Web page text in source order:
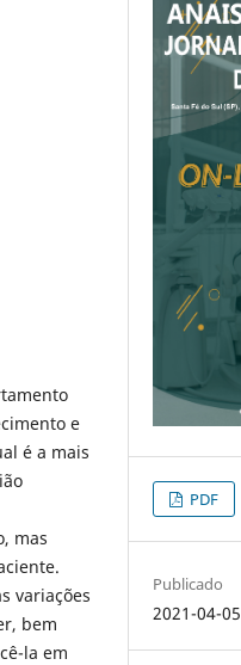
e
é a mais
mas
variações
bem
la em
PDF
Publicado
2021-04-05